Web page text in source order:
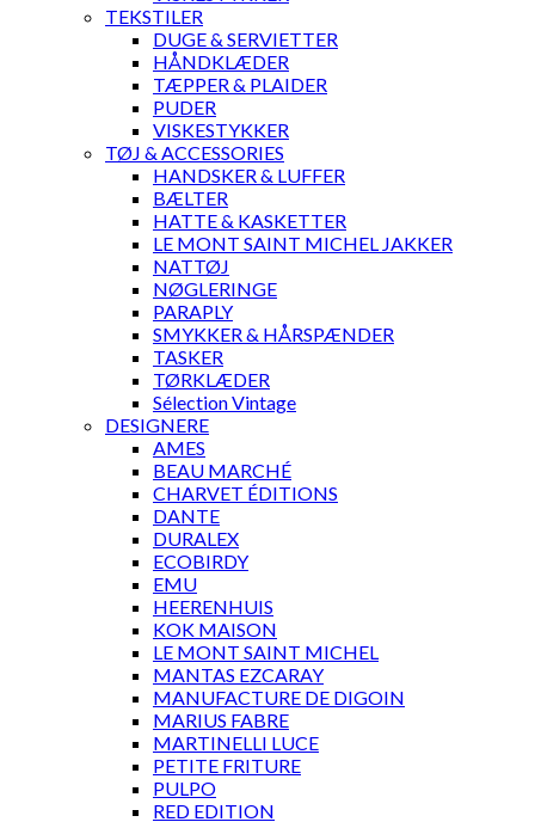
TEKSTILER
DUGE & SERVIETTER
HÅNDKLÆDER
TÆPPER & PLAIDER
PUDER
VISKESTYKKER
TØJ & ACCESSORIES
HANDSKER & LUFFER
BÆLTER
HATTE & KASKETTER
LE MONT SAINT MICHEL JAKKER
NATTØJ
NØGLERINGE
PARAPLY
SMYKKER & HÅRSPÆNDER
TASKER
TØRKLÆDER
Sélection Vintage
DESIGNERE
AMES
BEAU MARCHÉ
CHARVET ÉDITIONS
DANTE
DURALEX
ECOBIRDY
EMU
HEERENHUIS
KOK MAISON
LE MONT SAINT MICHEL
MANTAS EZCARAY
MANUFACTURE DE DIGOIN
MARIUS FABRE
MARTINELLI LUCE
PETITE FRITURE
PULPO
RED EDITION